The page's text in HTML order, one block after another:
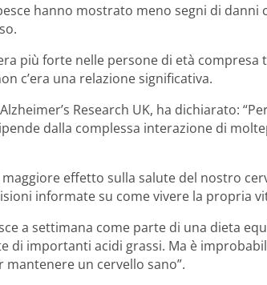
hanno mostrato meno segni di danni
più forte nelle persone di età compresa
c’era una relazione significativa.
Research UK, ha dichiarato:
dalla complessa interazione di
effetto sulla salute del nostro
informate su come vivere la propria
a settimana come parte di una dieta
di importanti acidi grassi. Ma è
un cervello sano”.